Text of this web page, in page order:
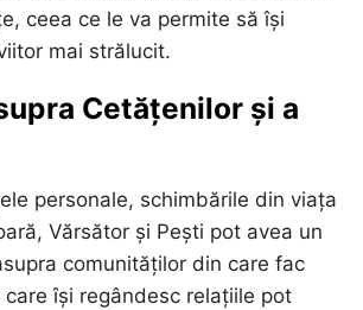
ceea ce le va permite să își
mai strălucit.
Cetățenilor și a
personale, schimbările din viața
Vărsător și Pești pot avea un
comunităților din care fac
care își regândesc relațiile pot